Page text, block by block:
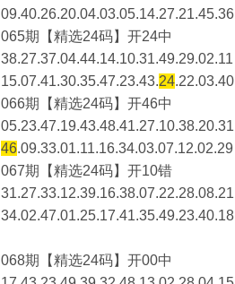
09.40.26.20.04.03.05.14.27.21.45.36
065期【精选24码】开24中
38.27.37.04.44.14.10.31.49.29.02.11
15.07.41.30.35.47.23.43.24.22.03.40
066期【精选24码】开46中
05.23.47.19.43.48.41.27.10.38.20.31
46.09.33.01.11.16.34.03.07.12.02.29
067期【精选24码】开10错
31.27.33.12.39.16.38.07.22.28.08.21
34.02.47.01.25.17.41.35.49.23.40.18
068期【精选24码】开00中